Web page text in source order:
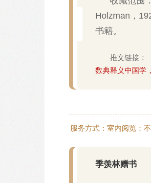
Holzman，
书籍。
推文链接：
数典释义中国学
服务方式：室内阅览；
季羡林赠书